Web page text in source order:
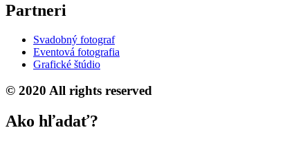
Partneri
Svadobný fotograf
Eventová fotografia
Grafické štúdio
© 2020 All rights reserved
Ako hľadať?